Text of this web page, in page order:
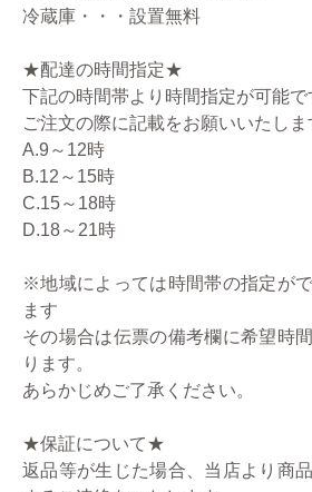
冷蔵庫・・・設置無料
★配達の時間指定★
下記の時間帯より時間指定が可能で
ご注文の際に記載をお願いいたしま
A.9～12時
B.12～15時
C.15～18時
D.18～21時
※地域によっては時間帯の指定が
ます
その場合は伝票の備考欄に希望時
ります。
あらかじめご了承ください。
★保証について★
返品等が生じた場合、当店より商